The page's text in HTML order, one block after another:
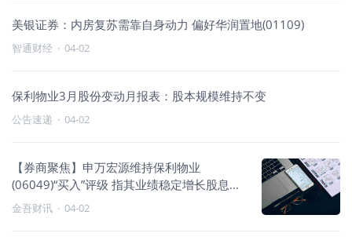
美银证券：内房复苏需靠自身动力 偏好华润置地(01109)
智通财经 · 04-02
保利物业3月股份变动月报表：股本规模维持不变
公告速递 · 04-02
【券商聚焦】申万宏源维持保利物业
(06049)“买入”评级 指其业绩稳定增长股息率
可观
金吾财讯 · 04-02